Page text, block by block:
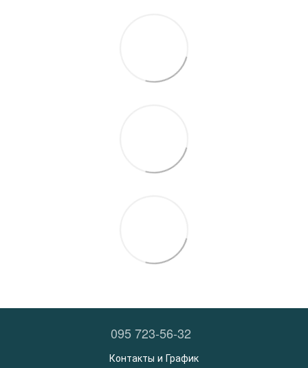
095 723-56-32
Контакты и График